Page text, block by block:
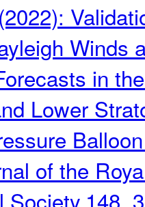
Winds
in
Lower
of the
Society,148,